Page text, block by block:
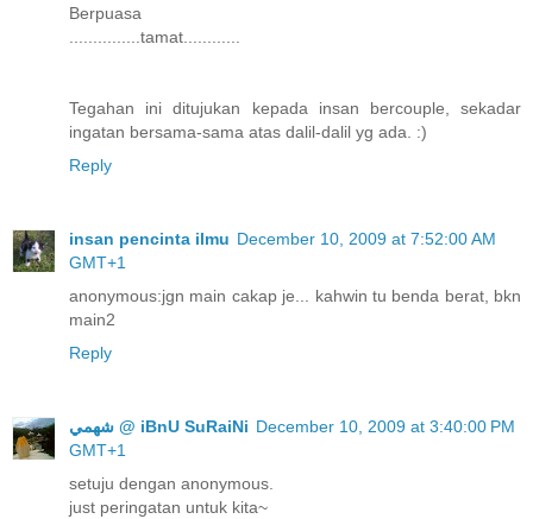
Berpuasa
...............tamat............
Tegahan ini ditujukan kepada insan bercouple, sekadar
ingatan bersama-sama atas dalil-dalil yg ada. :)
Reply
insan pencinta ilmu December 10, 2009 at 7:52:00 AM
GMT+1
anonymous:jgn main cakap je... kahwin tu benda berat, bkn
main2
Reply
ﺷﻬﻤﻲ @ iBnU SuRaiNi December 10, 2009 at 3:40:00 PM
GMT+1
setuju dengan anonymous.
just peringatan untuk kita~